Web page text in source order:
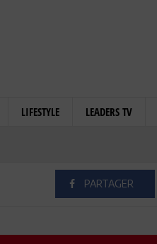
LIFESTYLE LEADERS TV
PARTAGER